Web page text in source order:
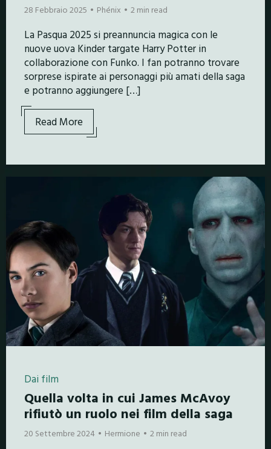
28 Febbraio 2025 Phénix 2 min read
La Pasqua 2025 si preannuncia magica con le
nuove uova Kinder targate Harry Potter in
collaborazione con Funko. I fan potranno trovare
sorprese ispirate ai personaggi più amati della saga
e potranno aggiungere […]
Read More
Dai film
Quella volta in cui James McAvoy
rifiutò un ruolo nei film della saga
20 Settembre 2024 Hermione 2 min read